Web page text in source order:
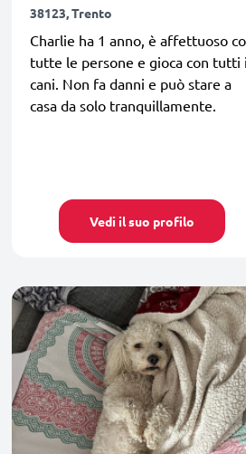
38123, Trento
Charlie ha 1 anno, è affettuoso
tutte le persone e gioca con tutti i
cani. Non fa danni e può stare a
casa da solo tranquillamente.
Vedi il suo profilo